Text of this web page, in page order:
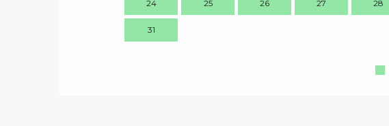
24 25 26 27 28
31